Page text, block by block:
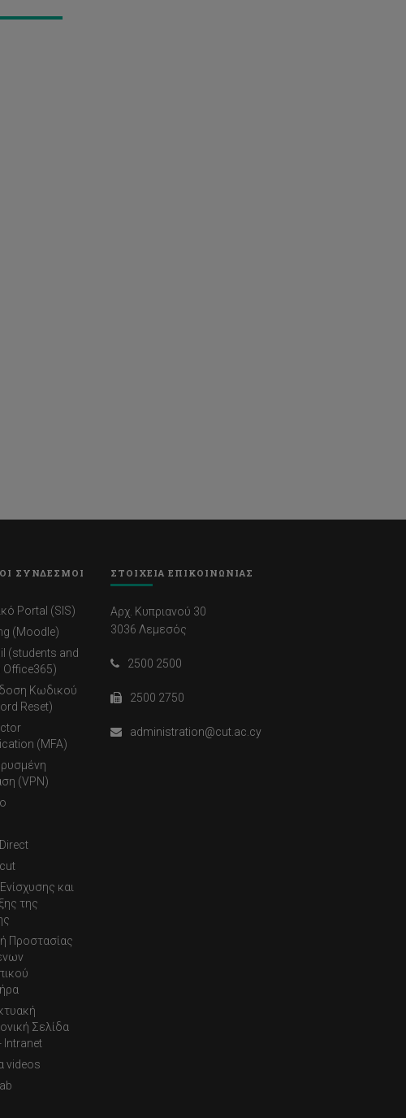
ΣΥΝΔΕΣΜΟΙ
Portal (SIS)
(Moodle)
(students and
Κωδικού
Reset)
(MFA)
(VPN)
και
της
Προστασίας
Σελίδα
videos
ΣΤΟΙΧΕΙΑ ΕΠΙΚΟΙΝΩΝΙΑΣ
Αρχ. Κυπριανού 30
3036 Λεμεσός
2500 2500
2500 2750
administration@cut.ac.cy